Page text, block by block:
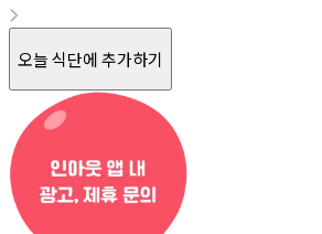
오늘 식단에 추가하기